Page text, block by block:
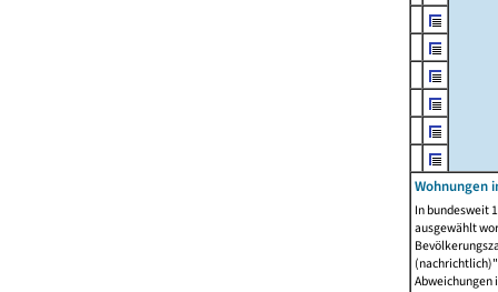
Wohnungen
In bundesweit
ausgewählt
Abweichungen